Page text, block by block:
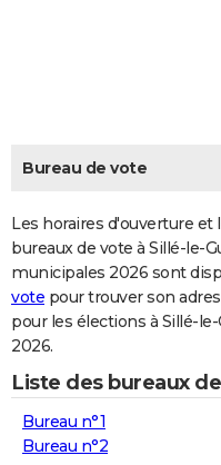
CARTE DE VOEUX
Dictionnaire
Biographies
Citations
Expressions
Proverbes
PROGRAMME TV
COPAINS D'AVANT
S'inscrire
Se connecter
Lycées
Collèges
Primaires
Universités
Entreprises
Service militaire
Avis de recherche
AVIS DE DÉCÈS
FORUM
Bricolage
Lifestyle
Culture
Sport
Auto
Television
Voyage
Cinema
Bureau de vote
Les horaires d'ouverture
bureaux de vote à Sillé-le-
municipales 2026 sont
vote pour trouver son
pour les élections à Sillé-
2026.
Liste des bureaux
Bureau n°1
Bureau n°2